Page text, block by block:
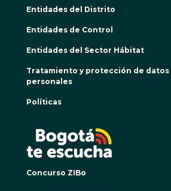
Entidades del Distrito
Entidades de Control
Entidades del Sector Hábitat
Tratamiento y protección de datos
personales
Políticas
Concurso ZIBo